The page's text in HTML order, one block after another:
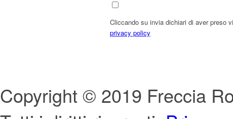
Cliccando su invia dichiari di aver preso
privacy policy
Copyright © 2019 Freccia